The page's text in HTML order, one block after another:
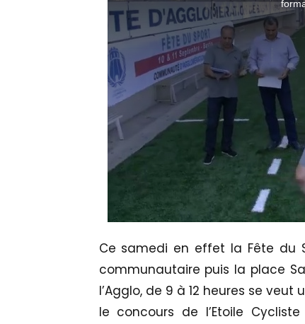
Ce samedi en effet la Fête du
communautaire puis la place
l’Agglo, de 9 à 12 heures se
le concours de l’Etoile